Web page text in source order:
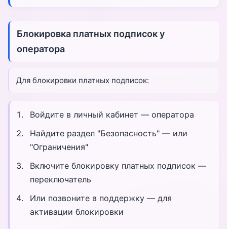
Блокировка платных подписок у
оператора
Для блокировки платных подписок:
Войдите в личный кабинет — оператора
Найдите раздел "Безопасность" — или
"Ограничения"
Включите блокировку платных подписок —
переключатель
Или позвоните в поддержку — для
активации блокировки